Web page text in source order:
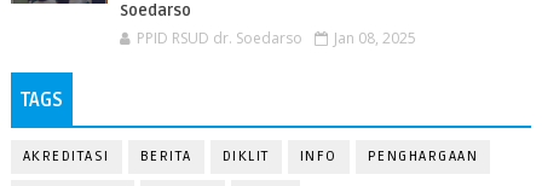
Soedarso
PPID RSUD dr. Soedarso Jan 08, 2025
TAGS
AKREDITASI BERITA DIKLIT INFO PENGHARGAAN